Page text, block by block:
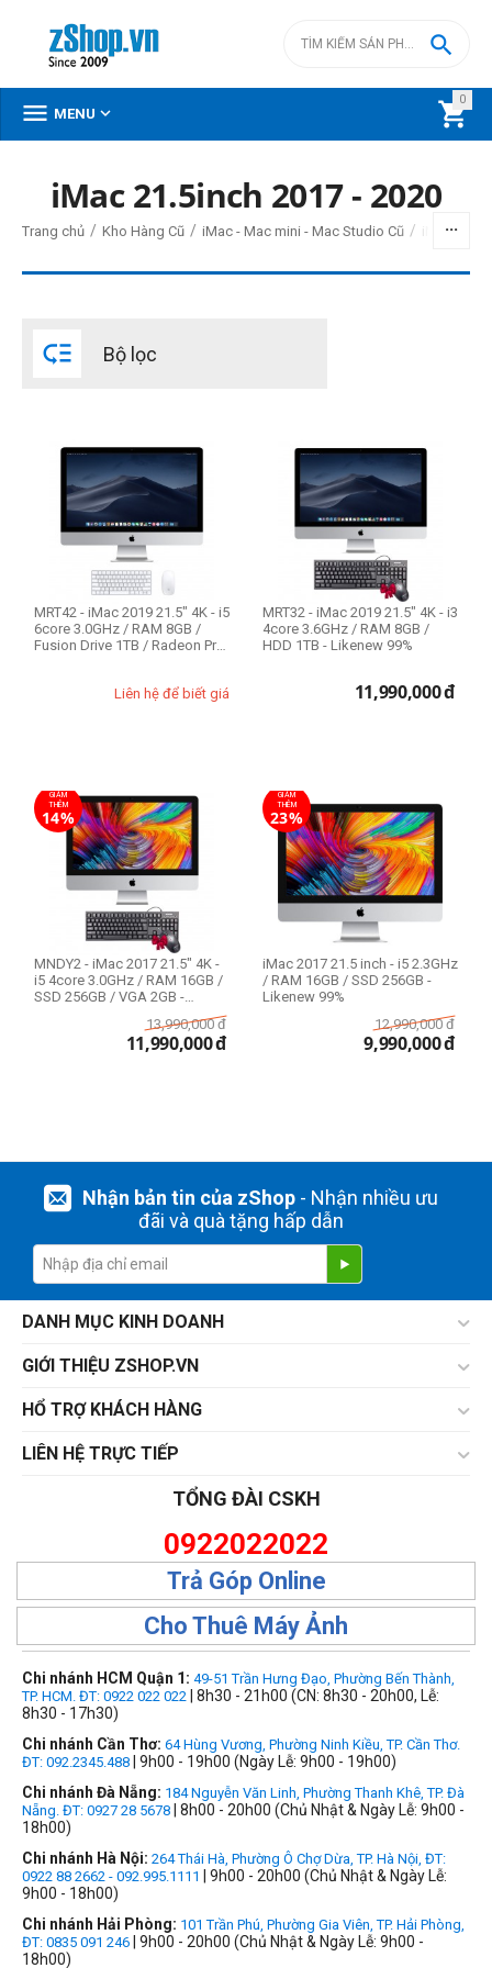
0


 MENU 
2019
2017
CPU Mac
Intel Core i3
Intel Core i5
RAM Mac
8GB
16GB
Ổ cứng SSD
256GB
1TB
Ổ cứng HDD Mac
iMac 21.5inch 2017 - 2020
Trang chủ / Kho Hàng Cũ / iMac - Mac mini - Mac Studio Cũ / iMac Intel
 Bộ lọc
MRT42 - iMac 2019 21.5" 4K - i5
6core 3.0GHz / RAM 8GB /
Fusion Drive 1TB / Radeon Pro
Liên hệ để biết giá
MRT32 - iMac 2019 21.5" 4K - i3
4core 3.6GHz / RAM 8GB /
HDD 1TB - Likenew 99%
11,990,000đ
GIẢM
THÊM
14%
MNDY2 - iMac 2017 21.5" 4K -
i5 4core 3.0GHz / RAM 16GB /
SSD 256GB / VGA 2GB -
13,990,000 đ
11,990,000đ
GIẢM
THÊM
23%
iMac 2017 21.5 inch - i5 2.3GHz
/ RAM 16GB / SSD 256GB -
Likenew 99%
12,990,000 đ
9,990,000đ
Nhận bản tin của zShop- Nhận nhiều ưu
đãi và quà tặng hấp dẫn
DANH MỤC KINH DOANH
GIỚI THIỆU ZSHOP.VN
HỔ TRỢ KHÁCH HÀNG
LIÊN HỆ TRỰC TIẾP
TỔNG ĐÀI CSKH
0922022022
Trả Góp Online
Cho Thuê Máy Ảnh
Chi nhánh HCM Quận 1: 49-51 Trần Hưng Đạo, Phường Bến Thành,
TP. HCM. ĐT: 0922 022 022 | 8h30 - 21h00 (CN: 8h30 - 20h00, Lễ:
8h30 - 17h30)
Chi nhánh Cần Thơ: 64 Hùng Vương, Phường Ninh Kiều, TP. Cần Thơ.
ĐT: 092.2345.488 | 9h00 - 19h00 (Ngày Lễ: 9h00 - 19h00)
Chi nhánh Đà Nẵng: 184 Nguyễn Văn Linh, Phường Thanh Khê, TP. Đà
Nẵng. ĐT: 0927 28 5678 | 8h00 - 20h00 (Chủ Nhật & Ngày Lễ: 9h00 -
18h00)
Chi nhánh Hà Nội: 264 Thái Hà, Phường Ô Chợ Dừa, TP. Hà Nội, ĐT:
0922 88 2662 - 092.995.1111
| 9h00 - 20h00 (Chủ Nhật & Ngày Lễ:
9h00 - 18h00)
Chi nhánh Hải Phòng: 101 Trần Phú, Phường Gia Viên, TP. Hải Phòng,
ĐT: 0835 091 246 | 9h00 - 20h00 (Chủ Nhật & Ngày Lễ: 9h00 -
18h00)